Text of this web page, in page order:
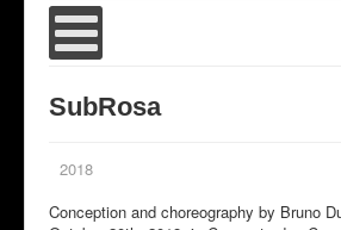
SubRosa
2018
Conception and choreography by Bruno